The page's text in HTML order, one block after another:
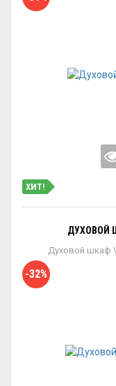
ХИТ!
ДУХОВОЙ
Духовой шкаф
-32%